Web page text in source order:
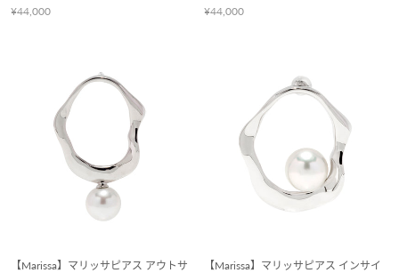
¥44,000
¥44,000
【Marissa】マリッサピアス アウトサ
【Marissa】マリッサピアス インサイ